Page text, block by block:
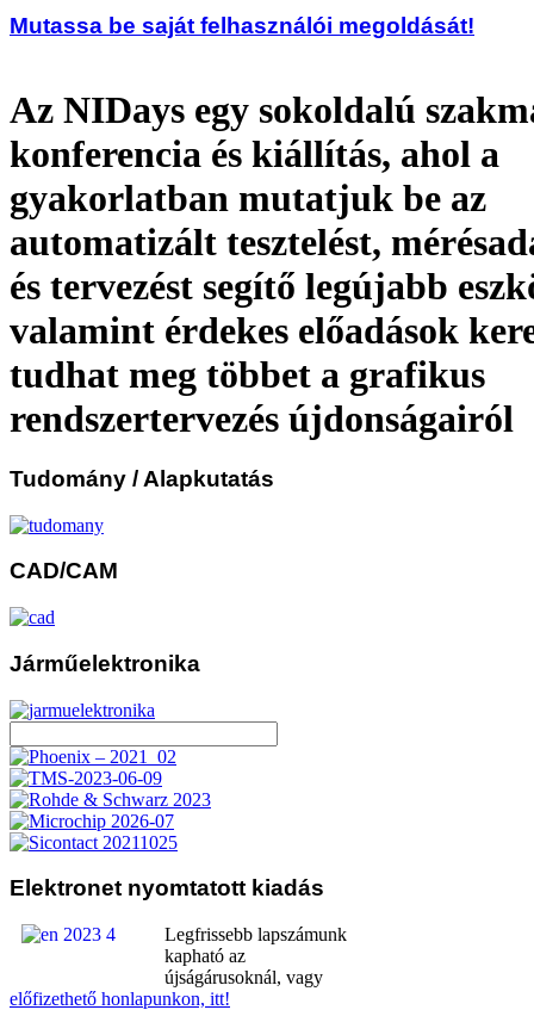
Mutassa be saját felhasználói megoldását!
Az NIDays egy sokoldalú
konferencia és kiállítás, ahol a
gyakorlatban mutatjuk be az
automatizált tesztelést,
és tervezést segítő legújabb
valamint érdekes előadások
tudhat meg többet a grafikus
rendszertervezés újdonságairól
Tudomány / Alapkutatás
CAD/CAM
Járműelektronika
Elektronet nyomtatott kiadás
Legfrissebb lapszámunk
kapható az
újságárusoknál, vagy
előfizethető honlapunkon, itt!